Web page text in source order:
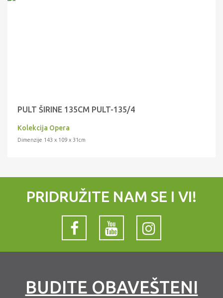
PULT ŠIRINE 135CM PULT-135/4
Kolekcija Opera
Dimenzije 143 x 109 x 31cm
PRIDRUŽITE NAM SE I VI!
BUDITE OBAVEŠTENI